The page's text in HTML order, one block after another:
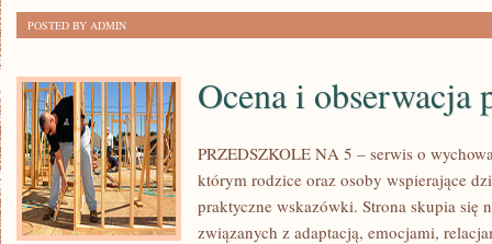
POSTED BY ADMIN
Ocena i obserwacja
PRZEDSZKOLE NA 5 – serwis o
którym rodzice oraz osoby wspierające
praktyczne wskazówki. Strona skupia się
związanych z adaptacją, emocjami,